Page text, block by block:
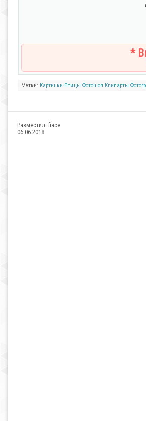
*
Метки: Картинки Птицы Фотошоп Клипарты
Разместил: fiace
06.06.2018